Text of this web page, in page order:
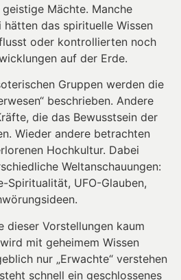
Mächte. Manche
hätten das spirituelle Wissen
oder kontrollierten noch
auf der Erde.
Gruppen werden die
beschrieben. Andere
die das Bewusstsein der
Wieder andere betrachten
Hochkultur. Dabei
Weltanschauungen:
Spiritualität, UFO-Glauben,
dieser Vorstellungen kaum
mit geheimem Wissen
nur „Erwachte“ verstehen
schnell ein geschlossenes